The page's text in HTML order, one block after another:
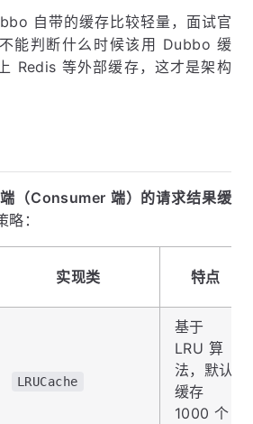
自带的缓存比较轻量，面试官
能判断什么时候该用 Dubbo 缓
Redis 等外部缓存，这才是架构
（Consumer 端）的请求结果缓
：
实现类 特点
LRUCache
基于
LRU 算
法，默认
缓存
1000 个